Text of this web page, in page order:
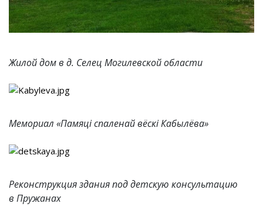
Жилой дом в д. Селец Могилевской области
Мемориал «Памяці спаленай вёскі Кабылёва»
Реконструкция здания под детскую консультацию
в Пружанах